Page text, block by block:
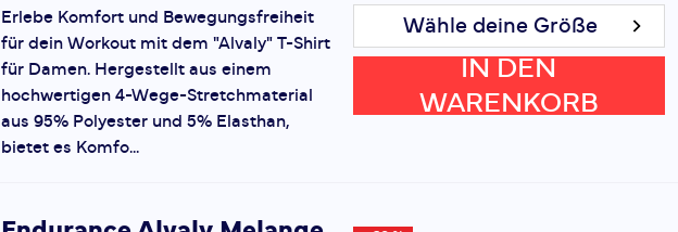
Erlebe Komfort und Bewegungsfreiheit
für dein Workout mit dem "Alvaly" T-Shirt
für Damen. Hergestellt aus einem
hochwertigen 4-Wege-Stretchmaterial
aus 95% Polyester und 5% Elasthan,
bietet es Komfo...
Wähle deine Größe
IN DEN
WARENKORB